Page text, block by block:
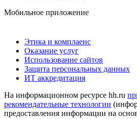
Мобильное приложение
Этика и комплаенс
Оказание услуг
Использование сайтов
Защита персональных данных
ИТ аккредитация
На информационном ресурсе hh.ru
рекомендательные технологии
предоставления информации на